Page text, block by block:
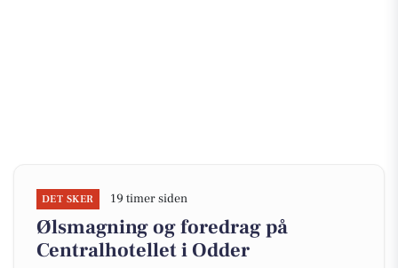
DET SKER 19 timer siden
Ølsmagning og foredrag på
Centralhotellet i Odder